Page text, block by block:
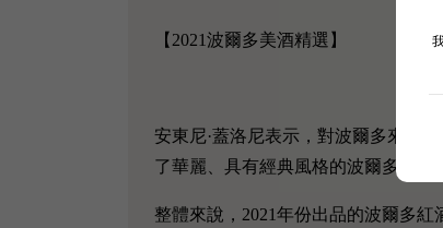
【2021波爾多美酒精選】
安東尼·蓋洛尼表示，對波爾多來說
了華麗、具有經典風格的波爾多葡萄
整體來說，2021年份出品的波爾多